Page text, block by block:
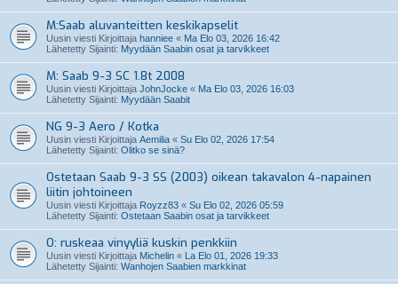
M:Saab aluvanteitten keskikapselit
Uusin viesti Kirjoittaja hanniee « Ma Elo 03, 2026 16:42
Lähetetty Sijainti: Myydään Saabin osat ja tarvikkeet
M: Saab 9-3 SC 1.8t 2008
Uusin viesti Kirjoittaja JohnJocke « Ma Elo 03, 2026 16:03
Lähetetty Sijainti: Myydään Saabit
NG 9-3 Aero / Kotka
Uusin viesti Kirjoittaja Aemilia « Su Elo 02, 2026 17:54
Lähetetty Sijainti: Olitko se sinä?
Ostetaan Saab 9-3 SS (2003) oikean takavalon 4-napainen
liitin johtoineen
Uusin viesti Kirjoittaja Royzz83 « Su Elo 02, 2026 05:59
Lähetetty Sijainti: Ostetaan Saabin osat ja tarvikkeet
O: ruskeaa vinyyliä kuskin penkkiin
Uusin viesti Kirjoittaja Michelin « La Elo 01, 2026 19:33
Lähetetty Sijainti: Wanhojen Saabien markkinat